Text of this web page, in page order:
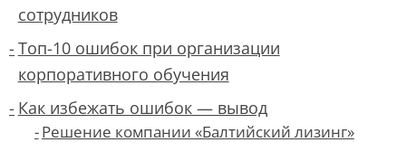
сотрудников
Топ-10 ошибок при организации
корпоративного обучения
Как избежать ошибок — вывод
Решение компании «Балтийский лизинг»